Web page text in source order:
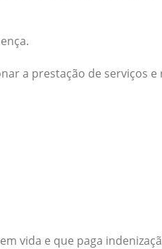
a prestação de serviços
vida e que paga